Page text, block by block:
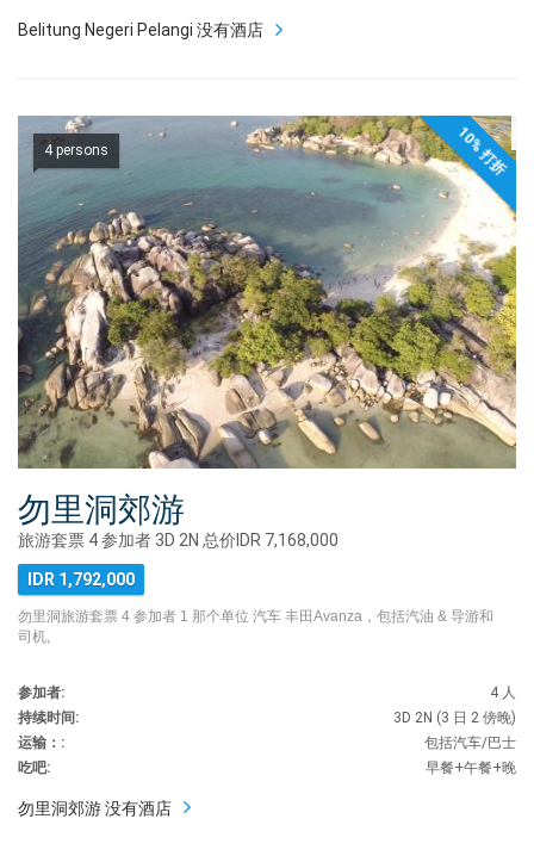
Belitung Negeri Pelangi 没有酒店
4 persons 10% 打折
勿里洞郊游
旅游套票 4 参加者 3D 2N 总价IDR 7,168,000
IDR 1,792,000
勿里洞旅游套票 4 参加者 1 那个单位 汽车 丰田Avanza，包括汽油 & 导游和
司机,
参加者:
4 人
持续时间:
3D 2N (3 日 2 傍晚)
运输：:
包括汽车/巴士
吃吧:
早餐+午餐+晚
勿里洞郊游 没有酒店